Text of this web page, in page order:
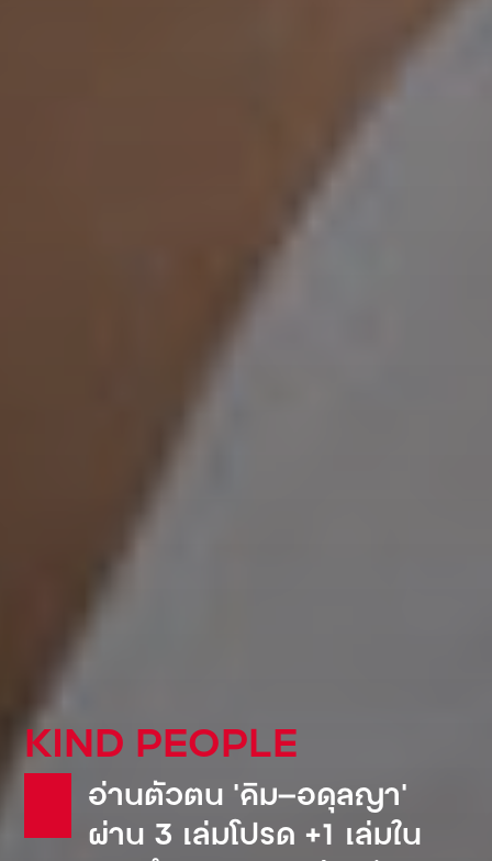
KIND PEOPLE
อ่านตัวตน ‘คิม—อดุลญา’
ผ่าน 3 เล่มโปรด +1 เล่มใน